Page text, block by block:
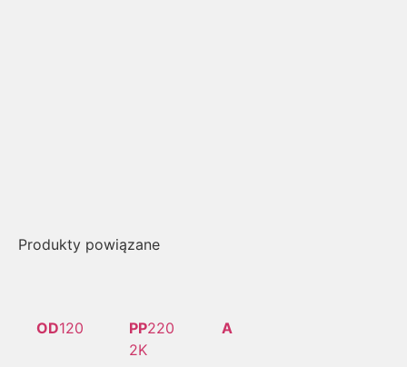
Produkty powiązane
OD120 PP220
2K
A